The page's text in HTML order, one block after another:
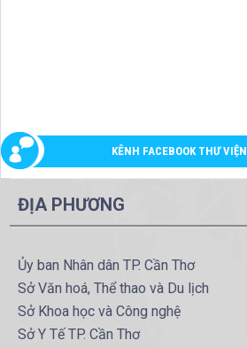
KÊNH FACEBOOK THƯ VIỆN
ĐỊA PHƯƠNG
Ủy ban Nhân dân TP. Cần Thơ
Sở Văn hoá, Thể thao và Du lịch
Sở Khoa học và Công nghệ
Sở Y Tế TP. Cần Thơ